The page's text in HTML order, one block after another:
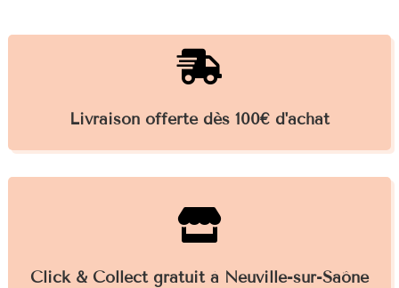

Livraison offerte dès 100€ d'achat

Click & Collect gratuit à Neuville-sur-Saône